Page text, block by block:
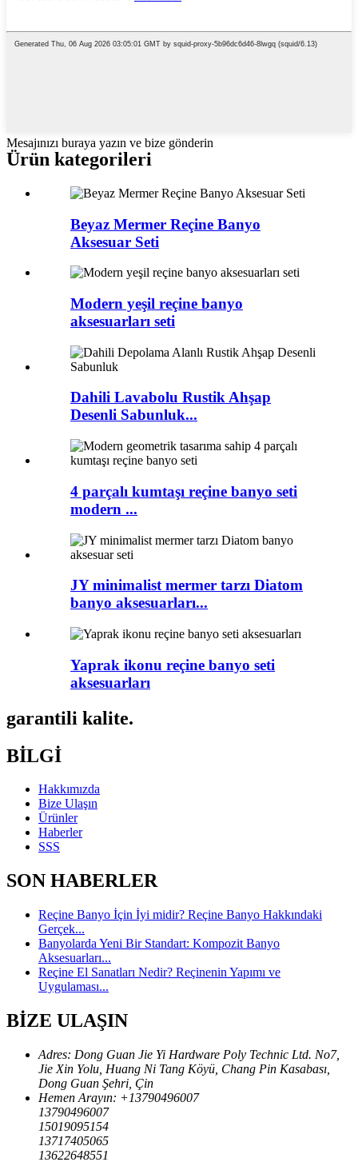
Mesajınızı buraya yazın ve bize gönderin
Ürün kategorileri
Beyaz Mermer Reçine Banyo
Aksesuar Seti
Modern yeşil reçine banyo
aksesuarları seti
Dahili Lavabolu Rustik Ahşap
Desenli Sabunluk...
4 parçalı kumtaşı reçine banyo seti
modern ...
JY minimalist mermer tarzı Diatom
banyo aksesuarları...
Yaprak ikonu reçine banyo seti
aksesuarları
garantili kalite.
BİLGİ
Hakkımızda
Bize Ulaşın
Ürünler
Haberler
SSS
SON HABERLER
Reçine Banyo İçin İyi midir? Reçine Banyo Hakkındaki
Gerçek...
Banyolarda Yeni Bir Standart: Kompozit Banyo
Aksesuarları...
Reçine El Sanatları Nedir? Reçinenin Yapımı ve
Uygulaması...
BİZE ULAŞIN
Adres: Dong Guan Jie Yi Hardware Poly Technic Ltd. No7,
Jie Xin Yolu, Huang Ni Tang Köyü, Chang Pin Kasabası,
Dong Guan Şehri, Çin
Hemen Arayın: +13790496007
13790496007
15019095154
13717405065
13622648551